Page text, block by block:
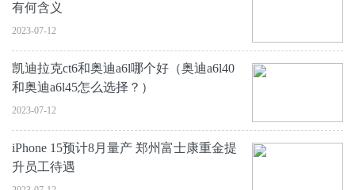
有何含义
2023-07-12
凯迪拉克ct6和奥迪a6l哪个好（奥迪a6l40
和奥迪a6l45怎么选择？）
2023-07-12
iPhone 15预计8月量产 郑州富士康重金提
升员工待遇